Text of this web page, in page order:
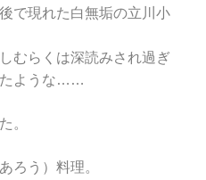
で現れた白無垢の立川小
むらくは深読みされ過ぎ
たような……
。
ろう）料理。